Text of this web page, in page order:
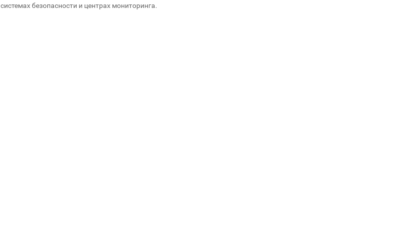
системах безопасности и центрах мониторинга.